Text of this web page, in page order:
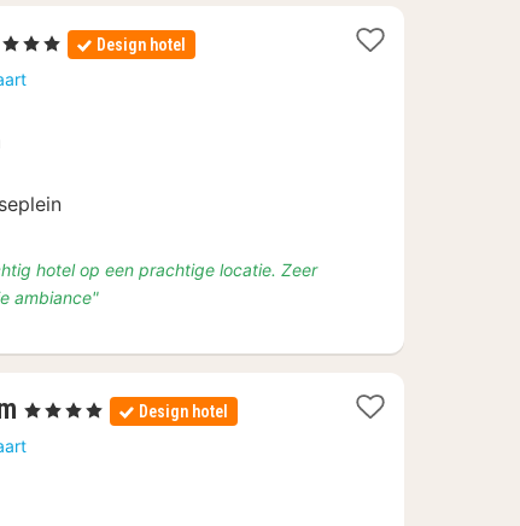
Design hotel
hotel op een prachtige locatie. Zeer
ambiance"
1
nacht
vanaf
, 4 Sterren Design hotel